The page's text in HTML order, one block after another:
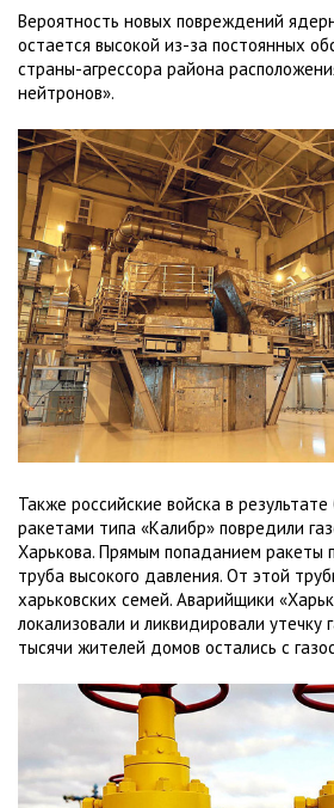
Вероятность новых повреждений
остается высокой из-за постоянных
страны-агрессора района
нейтронов».
Также российские войска в
ракетами типа «Калибр» повредили
Харькова. Прямым попаданием ракеты
труба высокого давления. От этой
харьковских семей. Аварийщики
локализовали и ликвидировали утечку
тысячи жителей домов остались с